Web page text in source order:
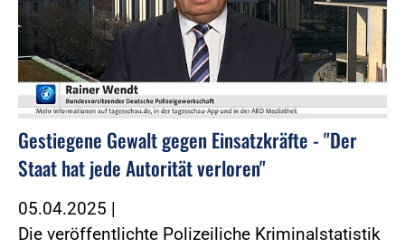
Gestiegene Gewalt gegen Einsatzkräfte - "Der
Staat hat jede Autorität verloren"
05.04.2025 |
Die veröffentlichte Polizeiliche Kriminalstatistik